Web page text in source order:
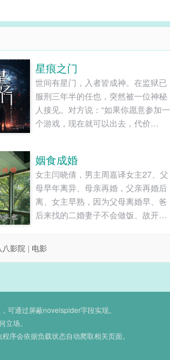
星痕之门
世间有星门，入者皆成神。在监狱已
服刑三年半的任也，突然被一位神秘
人接见。对方说：“如果你愿意参加一
个游戏，现在就可以出去，代价
许多身影都已经模糊……2024，潮汐
将至，行者守岁。...
姻食成婚
女主闫晓倩，男主周嘉译女主27、父
母早年离异、母亲再婚，父亲再婚后
离、女主早熟，因为父母离婚早、爸
后来找的二婚妻子不会做饭、故开始
面爱上烘焙、烘焙成为她谋生的事
业。周嘉译，本科毕业后，做了一名
八影院 | 电影
可通过屏蔽novelspider字段实现。
场。
序会依据负载状态自动爬取相关页面。